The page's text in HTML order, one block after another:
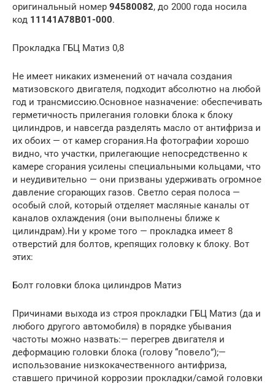
оригинальный номер 94580082, до 2000 года носила
код 11141A78B01-000.
Прокладка ГБЦ Матиз 0,8
Не имеет никаких изменений от начала создания
матизовского двигателя, подходит абсолютно на любой
год и трансмиссию.Основное назначение: обеспечивать
герметичность прилегания головки блока к блоку
цилиндров, и навсегда разделять масло от антифриза и
их обоих — от камер сгорания.На фотографии хорошо
видно, что участки, прилегающие непосредственно к
камере сгорания усилены специальными кольцами, что
и неудивительно — они призваны удерживать огромное
давление сгорающих газов. Светло серая полоса —
особый слой, который отделяет масляные каналы от
каналов охлаждения (они выполнены ближе к
цилиндрам).Ни у кроме того — прокладка имеет 8
отверстий для болтов, крепящих головку к блоку. Вот
этих:
Болт головки блока цилиндров Матиз
Причинами выхода из строя прокладки ГБЦ Матиз (да и
любого другого автомобиля) в порядке убывания
частоты можно назвать:— перегрев двигателя и
деформацию головки блока (голову “повело”);—
использование низкокачественного антифриза,
ставшего причиной коррозии прокладки/самой головки